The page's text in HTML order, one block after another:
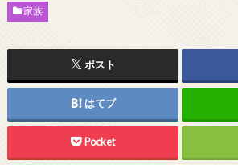
家族
ポスト
はてブ
Pocket